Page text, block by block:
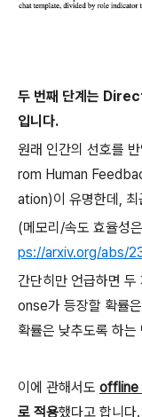
두 번째 단계는
입니다.
원래 인간의 선호를
rom Human
ation)이 유명한데, 최
(메모리/속도 효율성
ps://arxiv.org/abs/
간단히만 언급하면
onse가 등장할 확률
확률은 낮추도록 하는
이에 관해서도 offline
로 적용했다고 합니다.